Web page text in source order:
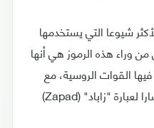
شيوعا التي يستخدمها
وراء هذه الرموز هي أنها
القوات الروسية، مع
احتمال أن يكون معنى "زد" اختصارا لعبارة "زاباد" (Zapad)